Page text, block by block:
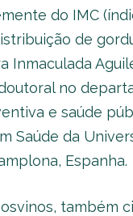
do IMC
de
Inmaculada
no
e saúde
Saúde da
Espanha.
também